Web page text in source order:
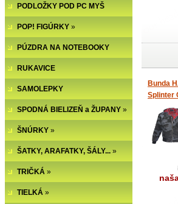
PODLOŽKY POD PC MYŠ
POP! FIGÚRKY »
PÚZDRA NA NOTEBOOKY
RUKAVICE
SAMOLEPKY
SPODNÁ BIELIZEŇ a ŽUPANY »
ŠNÚRKY »
ŠATKY, ARAFATKY, ŠÁLY... »
TRIČKÁ »
TIELKÁ »
Bunda
Splinter